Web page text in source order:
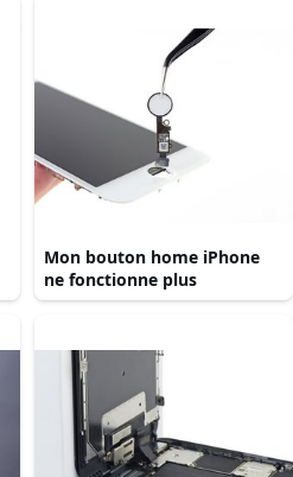
Mon bouton home iPhone
ne fonctionne plus